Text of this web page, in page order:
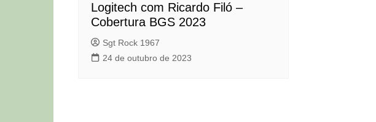
Logitech com Ricardo Filó –
Cobertura BGS 2023
Sgt Rock 1967
24 de outubro de 2023